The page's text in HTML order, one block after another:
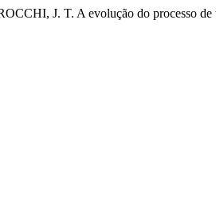
J. T. A evolução do processo de